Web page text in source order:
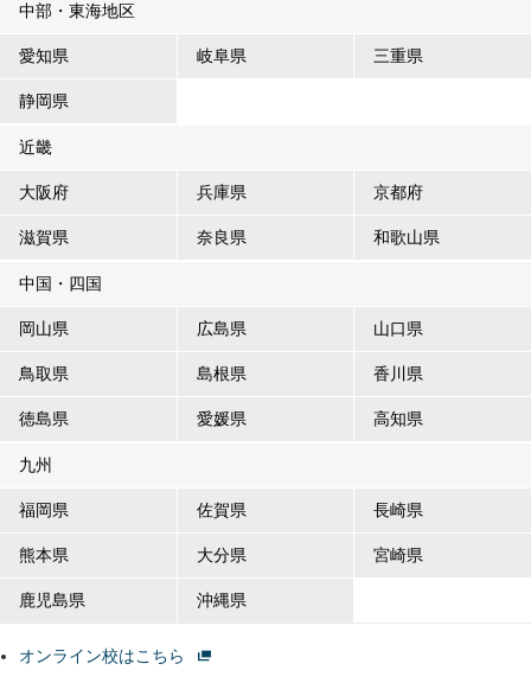
中部・東海地区
愛知県 岐阜県 三重県
静岡県
近畿
大阪府 兵庫県 京都府
滋賀県 奈良県 和歌山県
中国・四国
岡山県 広島県 山口県
鳥取県 島根県 香川県
徳島県 愛媛県 高知県
九州
福岡県 佐賀県 長崎県
熊本県 大分県 宮崎県
鹿児島県 沖縄県
オンライン校はこちら